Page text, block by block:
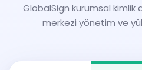
GlobalSign kurumsal kimlik
merkezi yönetim ve